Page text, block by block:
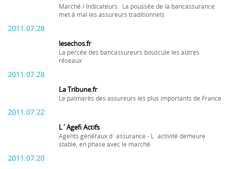
Marché / Indicateurs : La poussée de la bancassurance
met à mal les assureurs traditionnels
2011.07.28
lesechos.fr
La percée des bancassureurs bouscule les autres
réseaux
2011.07.28
La Tribune.fr
Le palmarès des assureurs les plus importants de France
2011.07.22
L´Agefi Actifs
Agents généraux d´assurance - L´activité demeure
stable, en phase avec le marché
2011.07.20